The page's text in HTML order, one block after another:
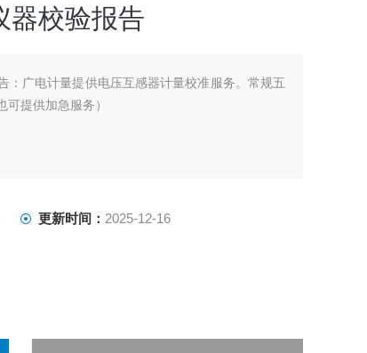
器校验报告
：广电计量提供电压互感器计量校准服务。常规五
提供加急服务）
更新时间： 2025-12-16